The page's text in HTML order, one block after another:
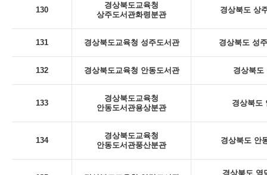
130
경상북도교육청
상주도서관화령분관
경상북도 상
131 경상북도교육청 성주도서관 경상북도 성
132 경상북도교육청 안동도서관 경상북도
133
경상북도교육청
안동도서관용상분관
경상북도
134
경상북도교육청
안동도서관풍산분관
경상북도 안
경상북도 영